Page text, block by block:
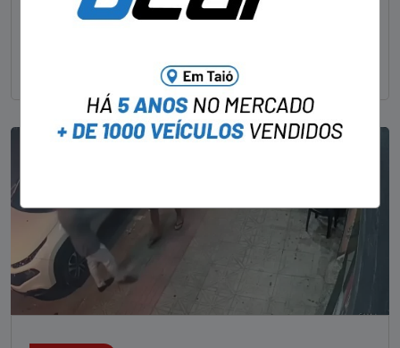
Um dos dois foragidos investigados pelo latrocínio de